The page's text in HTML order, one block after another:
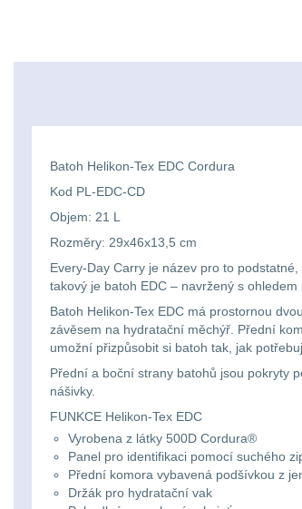
Batoh Helikon-Tex EDC Cordura
Kod PL-EDC-CD
Objem: 21 L
Rozměry: 29x46x13,5 cm
Every-Day Carry je název pro to
takový je batoh EDC – navržený s
Batoh Helikon-Tex EDC má prostornou
závěsem na hydratační měchýř. Přední
umožní přizpůsobit si batoh tak, jak
Přední a boční strany batohů jsou pokryty
nášivky.
FUNKCE Helikon-Tex EDC
Vyrobena z látky 500D Cordura®
Panel pro identifikaci pomocí suchého
Přední komora vybavená podšívkou z
Držák pro hydratační vak